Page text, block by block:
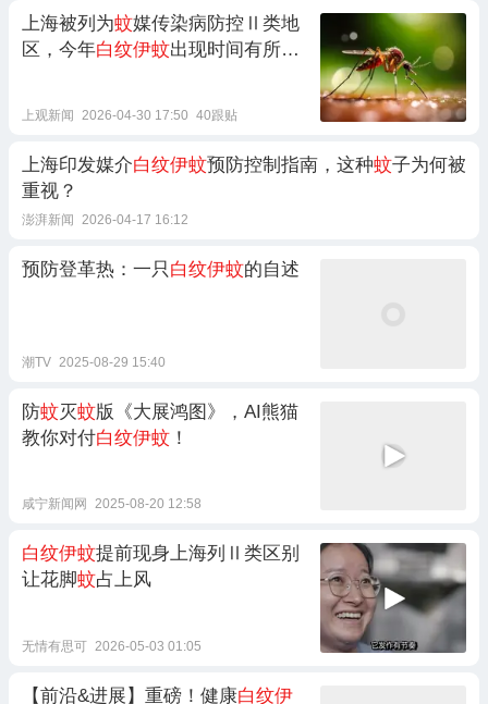
上海被列为蚊媒传染病防控Ⅱ类地
区，今年白纹伊蚊出现时间有所提
上观新闻 2026-04-30 17:50 40跟贴
上海印发媒介白纹伊蚊预防控制指南，这种蚊子为何被
重视？
澎湃新闻 2026-04-17 16:12
预防登革热：一只白纹伊蚊的自述
潮TV 2025-08-29 15:40
防蚊灭蚊版《大展鸿图》，AI熊猫
教你对付白纹伊蚊 ！
咸宁新闻网 2025-08-20 12:58
白纹伊蚊提前现身上海列Ⅱ类区别
让花脚蚊占上风
无情有思可 2026-05-03 01:05
【前沿&进展】重磅！健康白纹伊